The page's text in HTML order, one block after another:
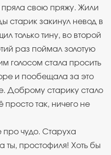
свою пряжу. Жили
старик закинул невод в
только тину, во второй
раз поймал золотую
голосом стала просить
и пообещала за это
Доброму старику стало
просто так, ничего не
чудо. Старуха
ты, простофиля! Хоть бы